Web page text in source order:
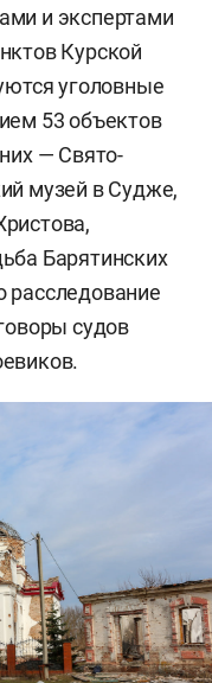
и экспертами
Курской
уголовные
53 объектов
— Свято-
музей в Судже,
Барятинских
расследование
судов